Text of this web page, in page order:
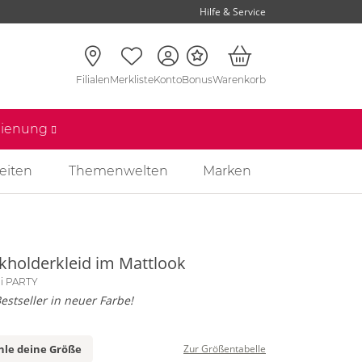
Hilfe & Service
FilialenMerklisteKontoBonusWarenkorb
Themenwelten Marken
im Mattlook
PARTY
in neuer Farbe!
deine Größe Zur Größentabelle